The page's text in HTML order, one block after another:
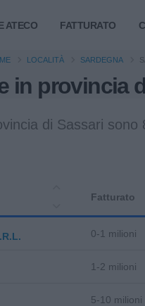
ATECO FATTURATO
in provincia
LOCALITÀ SARDEGNA
di Sassari sono
Fatturato
0-1 milioni
1-2 milioni
5-10 milioni